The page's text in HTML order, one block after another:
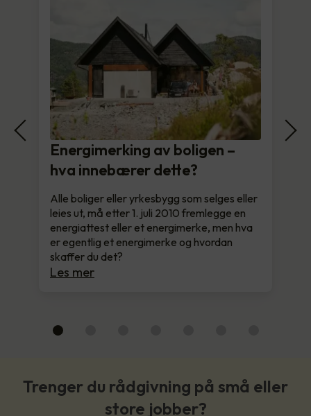
Energimerking av boligen –
hva innebærer dette?
Alle boliger eller yrkesbygg som selges eller
leies ut, må etter 1. juli 2010 fremlegge en
energiattest eller et energimerke, men hva
er egentlig et energimerke og hvordan
skaffer du det?
Les mer
Trenger du rådgivning på små eller
store jobber?